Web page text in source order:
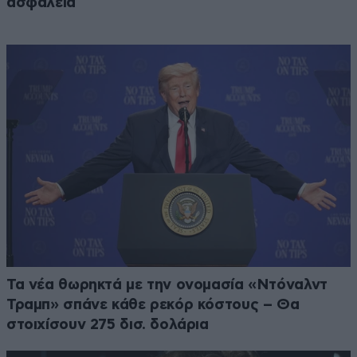
ασφάλεια
Τα νέα θωρηκτά με την ονομασία «Ντόναλντ
Τραμπ» σπάνε κάθε ρεκόρ κόστους – Θα
στοιχίσουν 275 δισ. δολάρια